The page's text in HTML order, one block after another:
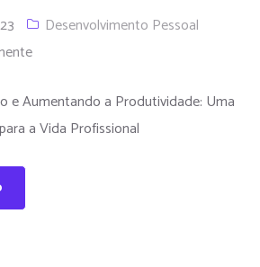
Desenvolvimento Pessoal
e Aumentando a Produtividade: Uma
a Vida Profissional